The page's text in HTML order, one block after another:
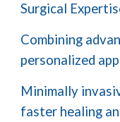
Surgical
Combining
personalized
Minimally
faster healing